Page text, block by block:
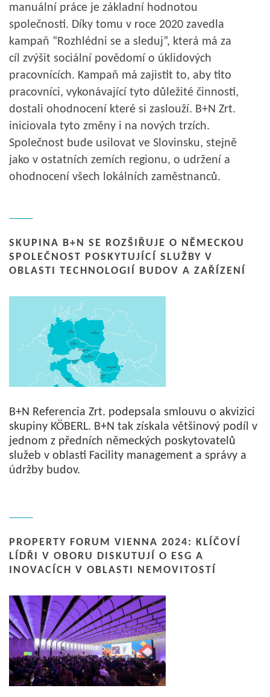
manuální práce je základní hodnotou
společnosti. Díky tomu v roce 2020 zavedla
kampaň “Rozhlédni se a sleduj”, která má za
cíl zvýšit sociální povědomí o úklidových
pracovnících. Kampaň má zajistit to, aby tito
pracovníci, vykonávající tyto důležité činnosti,
dostali ohodnocení které si zaslouží. B+N Zrt.
iniciovala tyto změny i na nových trzích.
Společnost bude usilovat ve Slovinsku, stejně
jako v ostatních zemích regionu, o udržení a
ohodnocení všech lokálních zaměstnanců.
SKUPINA B+N SE ROZŠIŘUJE O NĚMECKOU
SPOLEČNOST POSKYTUJÍCÍ SLUŽBY V
OBLASTI TECHNOLOGIÍ BUDOV A ZAŘÍZENÍ
B+N Referencia Zrt. podepsala smlouvu o akvizici
skupiny KÖBERL. B+N tak získala většinový podíl v
jednom z předních německých poskytovatelů
služeb v oblasti Facility management a správy a
údržby budov.
PROPERTY FORUM VIENNA 2024: KLÍČOVÍ
LÍDŘI V OBORU DISKUTUJÍ O ESG A
INOVACÍCH V OBLASTI NEMOVITOSTÍ